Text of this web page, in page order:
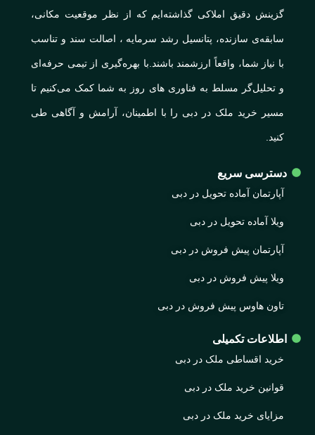
گزینش دقیق املاکی گذاشته‌ایم که از نظر موقعیت مکانی،
سابقه‌ی سازنده، پتانسیل رشد سرمایه ، اصالت سند و تناسب
با نیاز شما، واقعاً ارزشمند باشند.با بهره‌گیری از تیمی حرفه‌ای
و تحلیل‌گر مسلط به فناوری های روز به شما کمک می‌کنیم تا
مسیر خرید ملک در دبی را با اطمینان، آرامش و آگاهی طی
کنید.
دسترسی سریع
آپارتمان آماده تحویل در دبی
ویلا آماده تحویل در دبی
آپارتمان پیش فروش در دبی
ویلا پیش فروش در دبی
تاون هاوس پیش فروش در دبی
اطلاعات تکمیلی
خرید اقساطی ملک در دبی
قوانین خرید ملک در دبی
مزایای خرید ملک در دبی